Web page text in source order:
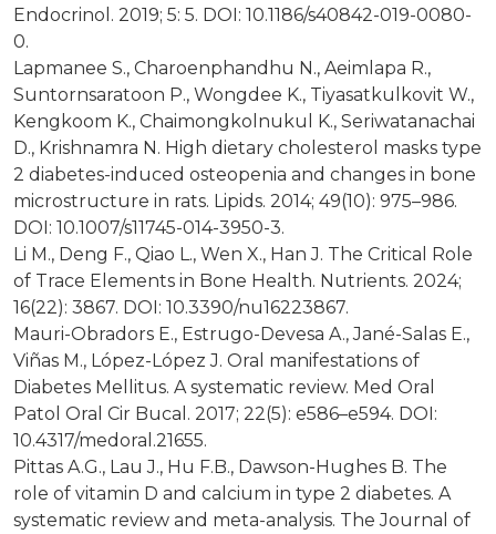
Endocrinol. 2019; 5: 5. DOI: 10.1186/s40842-019-0080-
0.
Lapmanee S., Charoenphandhu N., Aeimlapa R.,
Suntornsaratoon P., Wongdee K., Tiyasatkulkovit W.,
Kengkoom K., Chaimongkolnukul K., Seriwatanachai
D., Krishnamra N. High dietary cholesterol masks type
2 diabetes-induced osteopenia and changes in bone
microstructure in rats. Lipids. 2014; 49(10): 975–986.
DOI: 10.1007/s11745-014-3950-3.
Li M., Deng F., Qiao L., Wen X., Han J. The Critical Role
of Trace Elements in Bone Health. Nutrients. 2024;
16(22): 3867. DOI: 10.3390/nu16223867.
Mauri-Obradors E., Estrugo-Devesa A., Jané-Salas E.,
Viñas M., López-López J. Oral manifestations of
Diabetes Mellitus. A systematic review. Med Oral
Patol Oral Cir Bucal. 2017; 22(5): e586–e594. DOI:
10.4317/medoral.21655.
Pittas A.G., Lau J., Hu F.B., Dawson-Hughes B. The
role of vitamin D and calcium in type 2 diabetes. A
systematic review and meta-analysis. The Journal of